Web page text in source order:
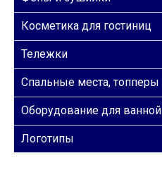
Косметика для гостиниц
Тележки
Спальные места, топперы
Оборудование для ванной
Логотипы